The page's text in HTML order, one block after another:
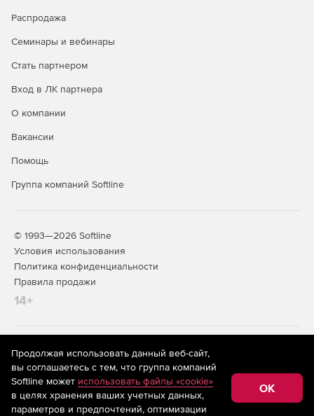
Графическое отображение закрытия по каждой
Дополнительные возможности
Редактор стандартных сметных отчетов.
Поиск в смете и актах.
Автоматический расчет массы строительного мусора
Добавление расценок, материалов и механизмов
списком из внешних документов (из буфера обмена
Windows, Excel, Word и др.).
Распродажа
Семинары и вебинары
Стать партнером
Вход в ЛК партнера
О компании
Вакансии
Помощь
Группа компаний Softline
© 1993—2026 Softline
Условия использования
Политика конфиденциальности
Правила продажи
14+
На информационном ресурсе store.softline.ru применяются
рекомендательные технологии
(информационные технологии
предоставления информации на основе сбора,
систематизации и анализа сведений, относящихся к
предпочтениям пользователей сети «Интернет»,
находящихся на территории Российской Федерации)
Продолжая использовать данный веб-сайт,
вы соглашаетесь с тем, что группа компаний
Softline может использовать файлы «cookie»
в целях хранения ваших учетных данных,
параметров и предпочтений, оптимизации
OK